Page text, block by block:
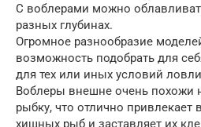
С воблерами можно
разных глубинах.
Огромное разнообразие
возможность подобрать для
для тех или иных условий
Воблеры внешне очень похожи
рыбку, что отлично привлекает
хищных рыб и заставляет их